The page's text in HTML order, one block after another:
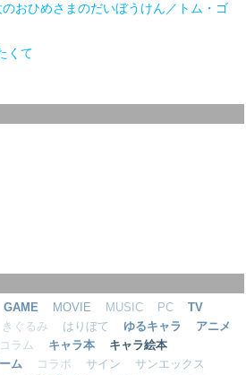
おひめさまのだいぼうけん／トム・ゴ
くて
GAME MOVIE MUSIC PC
TV
きぐるみ はりぼて ゆるキャラ
アニメ
ラム キャラ本
キャラ絵本
ム コラボ サイン
サンエックス